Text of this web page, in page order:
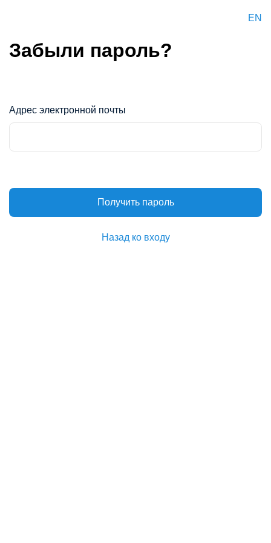
Забыли пароль?
Адрес электронной почты
Получить пароль
Назад ко входу
EN